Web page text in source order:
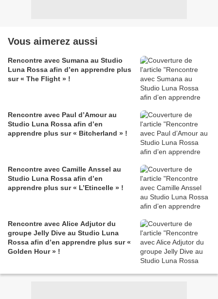
Vous aimerez aussi
Rencontre avec Sumana au Studio
Luna Rossa afin d’en apprendre plus
sur « The Flight » !
Rencontre avec Paul d’Amour au
Studio Luna Rossa afin d’en
apprendre plus sur « Bitcherland » !
Rencontre avec Camille Anssel au
Studio Luna Rossa afin d’en
apprendre plus sur « L’Etincelle » !
Rencontre avec Alice Adjutor du
groupe Jelly Dive au Studio Luna
Rossa afin d’en apprendre plus sur «
Golden Hour » !